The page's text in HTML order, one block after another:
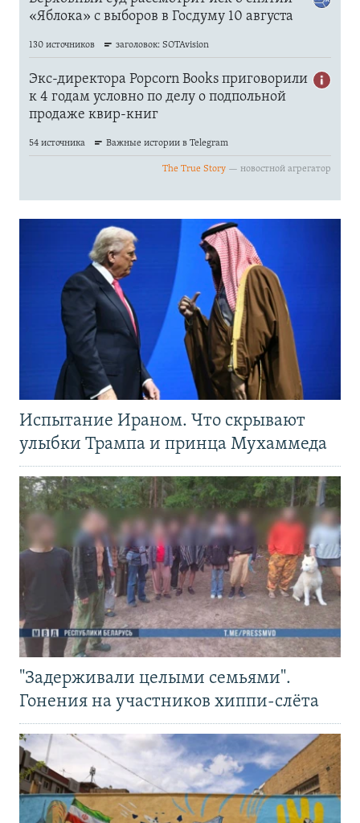
Испытание Ираном. Что скрывают
улыбки Трампа и принца Мухаммеда
"Задерживали целыми семьями".
Гонения на участников хиппи-слёта